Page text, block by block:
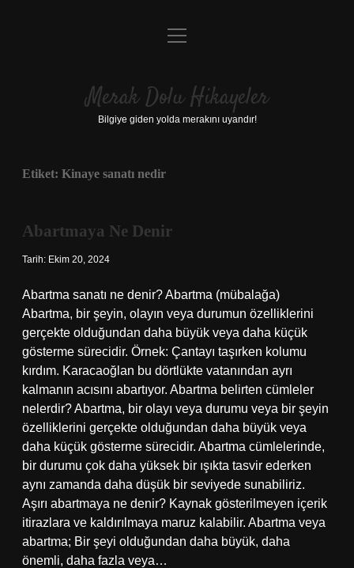
Anasayfa
Yasal Uyarı
menüyü
Merak Dolu Hikayeler
Bilgiye giden yolda merakını uyandır!
Etiket: Kinaye sanatı nedir
Abartmaya Ne Denir
Tarih: Ekim 20, 2024
Abartma sanatı ne denir? Abartma (mübalağa)
Abartma, bir şeyin, olayın veya durumun özelliklerini
gerçekte olduğundan daha büyük veya daha küçük
gösterme sürecidir. Örnek: Çantayı taşırken kolumu
kırdım. Karacaoğlan bu dörtlükte vatanından ayrı
kalmanın acısını abartıyor. Abartma belirten cümleler
nelerdir? Abartma, bir olayı veya durumu veya bir şeyin
özelliklerini gerçekte olduğundan daha büyük veya
daha küçük gösterme sürecidir. Abartma cümlelerinde,
bir durumu çok daha yüksek bir ışıkta tasvir ederken
aynı zamanda daha düşük bir seviyede sunabiliriz.
Aşırı abartmaya ne denir? Kaynak gösterilmeyen içerik
itirazlara ve kaldırılmaya maruz kalabilir. Abartma veya
abartma; Bir şeyi olduğundan daha büyük, daha
önemli, daha fazla veya…